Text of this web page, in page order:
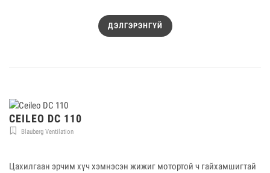
ДЭЛГЭРЭНГҮЙ
CEILEO DC 110
Blauberg Ventilation
Цахилгаан эрчим хүч хэмнэсэн жижиг мотортой ч гайхамшигтай